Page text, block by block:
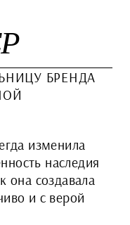
БРЕНДА
изменила
наследия
она создавала
и с верой